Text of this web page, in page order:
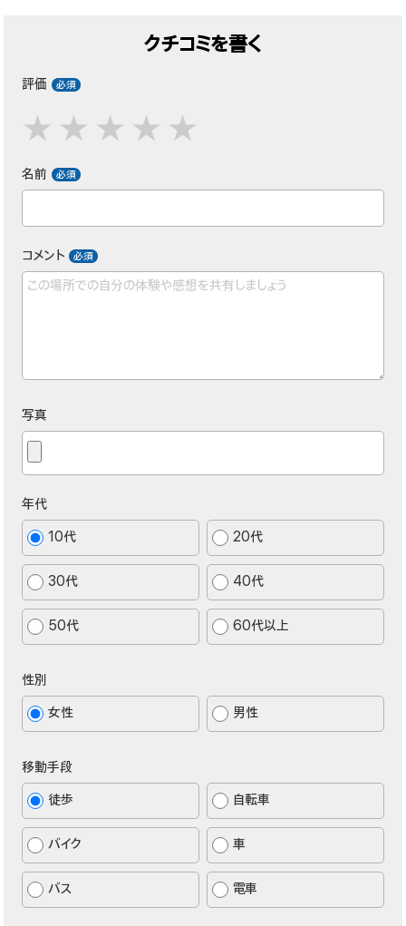
クチコミを書く
評価
名前
コメント
写真
年代
10代
20代
30代 40代
50代 60代以上
性別
女性
男性
移動手段
徒歩
自転車
バイク 車
バス 電車